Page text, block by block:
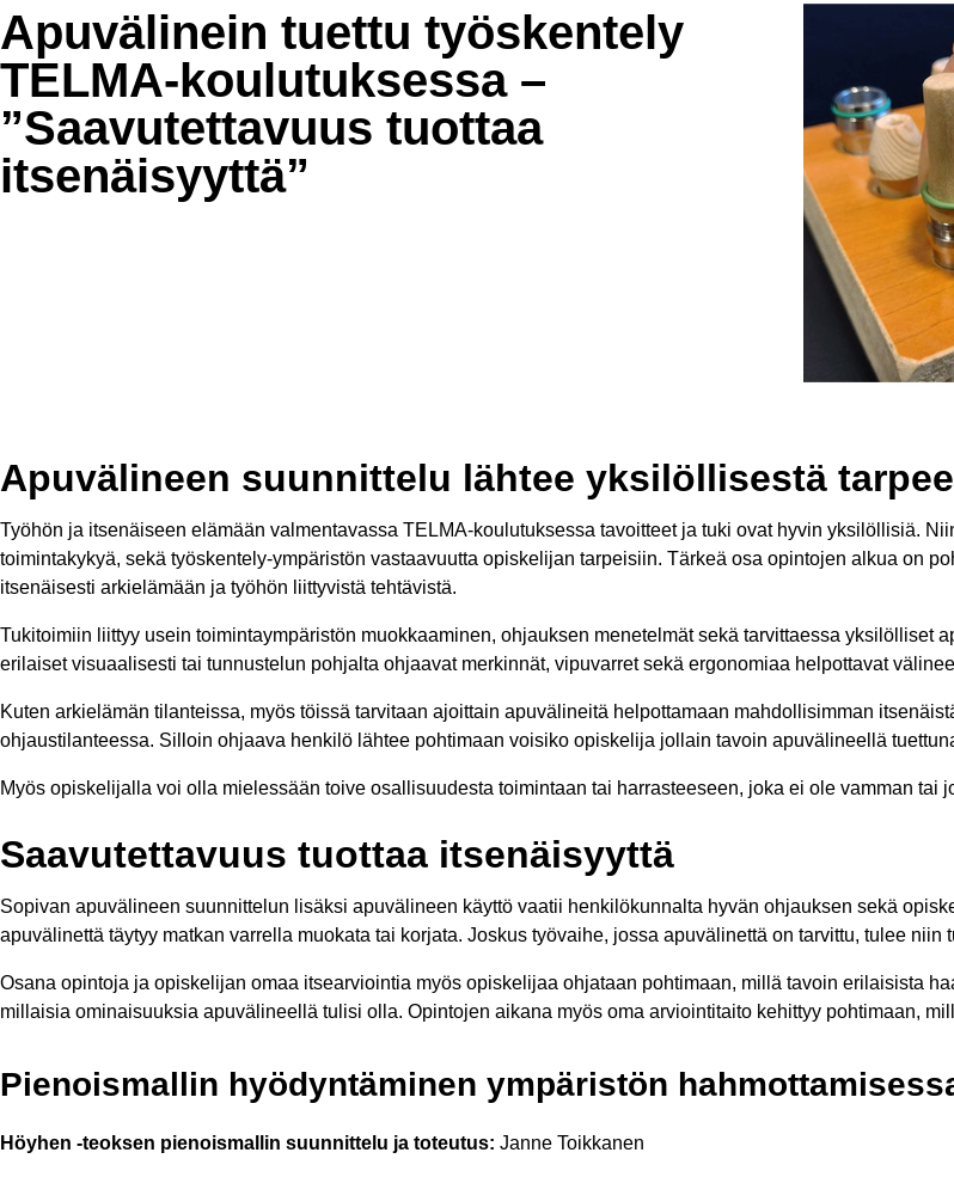
Apuvälinein tuettu työskentely
TELMA-koulutuksessa –
”Saavutettavuus tuottaa
itsenäisyyttä”
Apuvälineen suunnittelu lähtee yksilöllisestä
Työhön ja itsenäiseen elämään valmentavassa TELMA-koulutuksessa tavoitteet ja tuki ovat hyvin yksilöllisiä.
toimintakykyä, sekä työskentely-ympäristön vastaavuutta opiskelijan tarpeisiin. Tärkeä osa opintojen alkua on
itsenäisesti arkielämään ja työhön liittyvistä tehtävistä.
Tukitoimiin liittyy usein toimintaympäristön muokkaaminen, ohjauksen menetelmät sekä tarvittaessa yksilölliset
erilaiset visuaalisesti tai tunnustelun pohjalta ohjaavat merkinnät, vipuvarret sekä ergonomiaa helpottavat
Kuten arkielämän tilanteissa, myös töissä tarvitaan ajoittain apuvälineitä helpottamaan mahdollisimman
ohjaustilanteessa. Silloin ohjaava henkilö lähtee pohtimaan voisiko opiskelija jollain tavoin apuvälineellä
Myös opiskelijalla voi olla mielessään toive osallisuudesta toimintaan tai harrasteeseen, joka ei ole vamman tai
Saavutettavuus tuottaa itsenäisyyttä
Sopivan apuvälineen suunnittelun lisäksi apuvälineen käyttö vaatii henkilökunnalta hyvän ohjauksen sekä
apuvälinettä täytyy matkan varrella muokata tai korjata. Joskus työvaihe, jossa apuvälinettä on tarvittu, tulee
Osana opintoja ja opiskelijan omaa itsearviointia myös opiskelijaa ohjataan pohtimaan, millä tavoin erilaisista
millaisia ominaisuuksia apuvälineellä tulisi olla. Opintojen aikana myös oma arviointitaito kehittyy pohtimaan,
Pienoismallin hyödyntäminen ympäristön
Höyhen -teoksen pienoismallin suunnittelu ja toteutus: Janne Toikkanen